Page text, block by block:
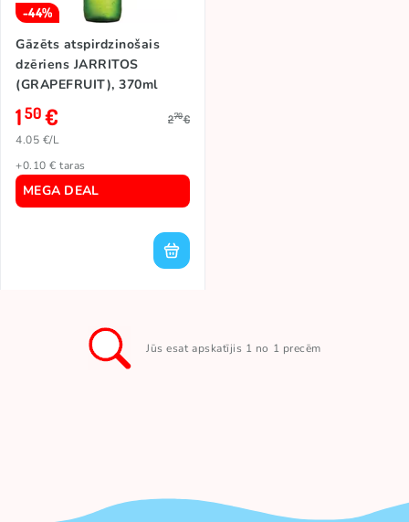
-44%
MEGA DEAL
Gāzēts atspirdzinošais
dzēriens JARRITOS
(GRAPEFRUIT), 370ml
150€ 270€
4.05 €/L
+0.10 € taras
Jūs esat apskatījis 1 no 1 precēm